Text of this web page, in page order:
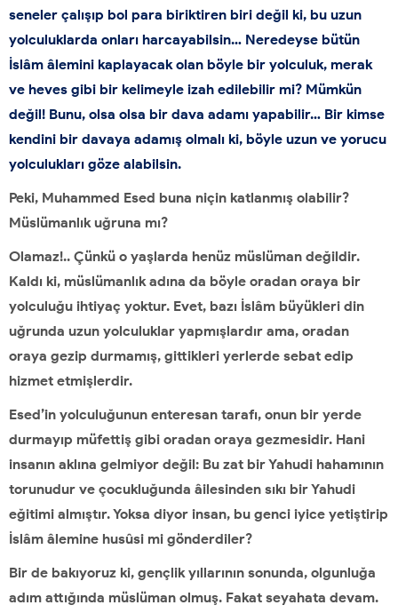
seneler çalışıp bol para biriktiren biri değil ki, bu uzun
yolculuklarda onları harcayabilsin… Neredeyse bütün
İslâm âlemini kaplayacak olan böyle bir yolculuk, merak
ve heves gibi bir kelimeyle izah edilebilir mi? Mümkün
değil! Bunu, olsa olsa bir dava adamı yapabilir… Bir kimse
kendini bir davaya adamış olmalı ki, böyle uzun ve yorucu
yolculukları göze alabilsin.
Peki, Muhammed Esed buna niçin katlanmış olabilir?
Müslümanlık uğruna mı?
Olamaz!.. Çünkü o yaşlarda henüz müslüman değildir.
Kaldı ki, müslümanlık adına da böyle oradan oraya bir
yolculuğu ihtiyaç yoktur. Evet, bazı İslâm büyükleri din
uğrunda uzun yolculuklar yapmışlardır ama, oradan
oraya gezip durmamış, gittikleri yerlerde sebat edip
hizmet etmişlerdir.
Esed’in yolculuğunun enteresan tarafı, onun bir yerde
durmayıp müfettiş gibi oradan oraya gezmesidir. Hani
insanın aklına gelmiyor değil: Bu zat bir Yahudi hahamının
torunudur ve çocukluğunda âilesinden sıkı bir Yahudi
eğitimi almıştır. Yoksa diyor insan, bu genci iyice yetiştirip
İslâm âlemine husûsi mi gönderdiler?
Bir de bakıyoruz ki, gençlik yıllarının sonunda, olgunluğa
adım attığında müslüman olmuş. Fakat seyahata devam.